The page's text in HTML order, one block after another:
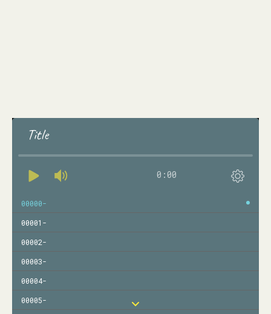
Title
0:00
00000-
00001-
00002-
00003-
00004-
00005-